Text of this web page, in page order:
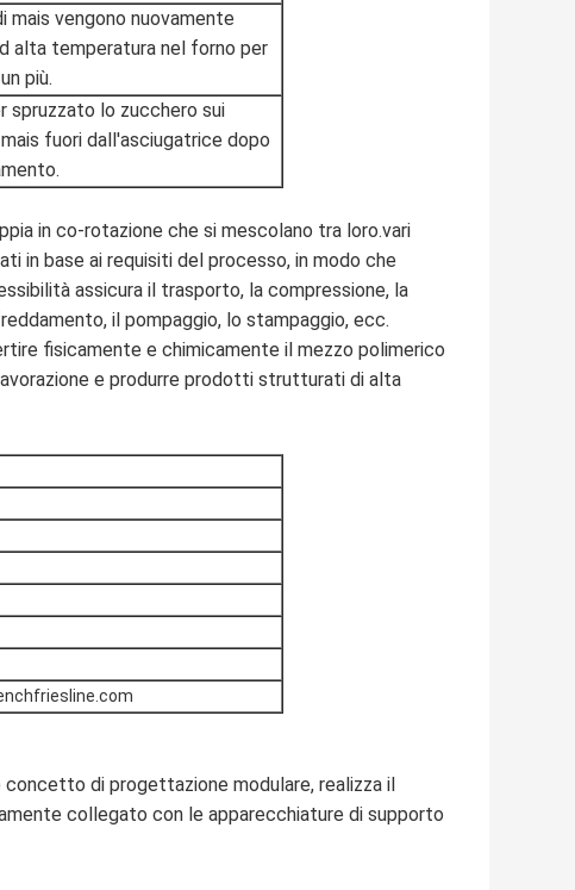
mais vengono nuovamente
alta temperatura nel forno per
più.
spruzzato lo zucchero sui
fuori dall'asciugatrice dopo
in co-rotazione che si mescolano tra loro.vari
in base ai requisiti del processo, in modo che
assicura il trasporto, la compressione, la
il pompaggio, lo stampaggio, ecc.
fisicamente e chimicamente il mezzo polimerico
e produrre prodotti strutturati di alta
di progettazione modulare, realizza il
collegato con le apparecchiature di supporto